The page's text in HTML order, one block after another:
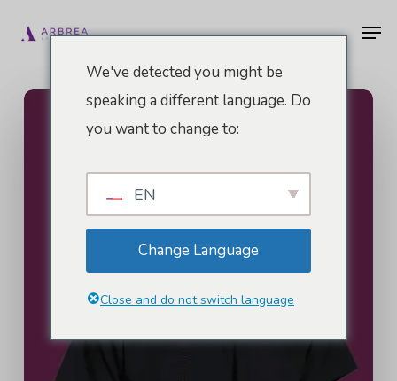
Hauptinhalt
We've detected you might be
speaking a different language. Do
you want to change to:
EN
Change Language
Close and do not switch language